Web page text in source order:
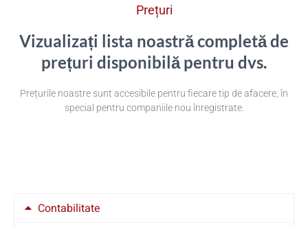
Prețuri
Vizualizați lista noastră completă de
prețuri disponibilă pentru dvs.
Prețurile noastre sunt accesibile pentru fiecare tip de afacere, în
special pentru companiile nou înregistrate.
Contabilitate